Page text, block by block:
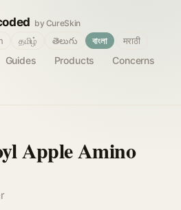
by CureSkin
Guides Products
Concerns
தமிழ் తెలుగు বাংলা मराठी
Apple Amino